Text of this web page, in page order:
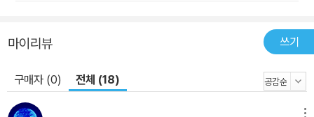
스 로프터스의 실험에서는 무려 29%의 참여자가 ‘어린 시절 쇼핑몰
에서 길을 잃었다’는 가짜 기억을 사실이라고 믿으며 스스로 사건의
설하고도, 이를 전혀 인지하지 못했다. 이 책은 이처럼 믿기 힘든 임상
사례와 실험 결과들을 통해, 무의식이 어떻게 우리의 행동을 설계하
마이리뷰 쓰기
구매자 (0) 전체 (18)